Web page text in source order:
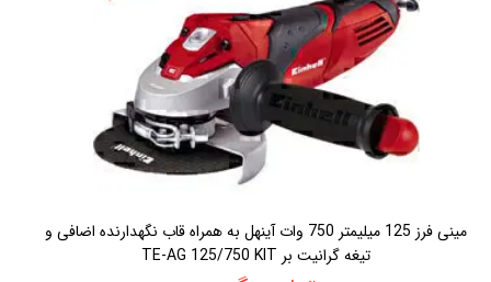
مينی فرز 125 ميليمتر 750 وات آينهل به همراه قاب نگهدارنده اضافی و
تيغه گرانيت بر TE-AG 125/750 KIT